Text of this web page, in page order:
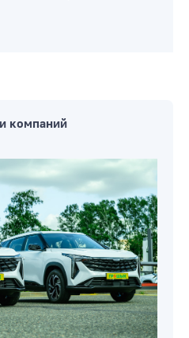
компаний